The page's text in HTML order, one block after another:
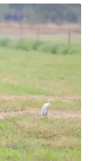
回應不同障礙
者失去方向感
痺障礙者來
只要天氣一有
暖才能讓身體
容易疲勞、輔
只是熱而已，
者則表示，雨
易失去方向感